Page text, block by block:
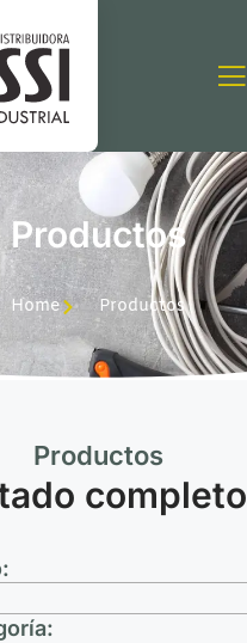
Productos
Home Productos
Productos
completo